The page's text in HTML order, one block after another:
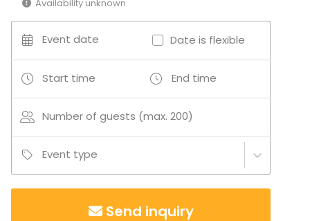
Availability unknown
Event date Date is flexible
Start time End time
Number of guests (max. 200)
Event type
Send inquiry